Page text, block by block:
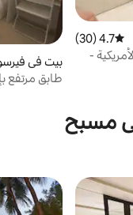
متوسط التقييم 4.7 من 5، 30 مراجعات
4.7 (30)
-
بيت في
طابق مرتفع
مسبح